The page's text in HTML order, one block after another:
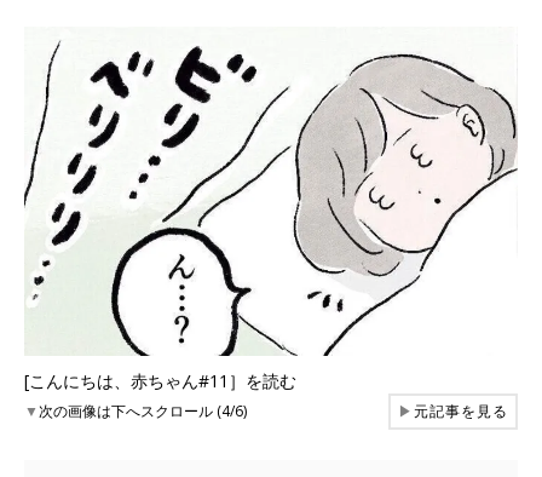
[こんにちは、赤ちゃん#11］を読む
▼次の画像は下へスクロール (4/6) ▶元記事を見る